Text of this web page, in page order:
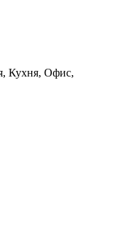
Кухня, Офис,